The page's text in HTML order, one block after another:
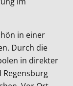
in einer
Durch die
in direkter